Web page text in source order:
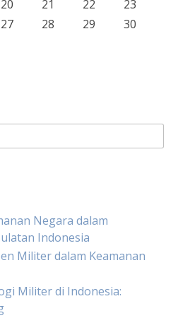
20 21 22
23
27 28 29
30
Negara dalam
Indonesia
Militer dalam Keamanan
Militer di Indonesia: